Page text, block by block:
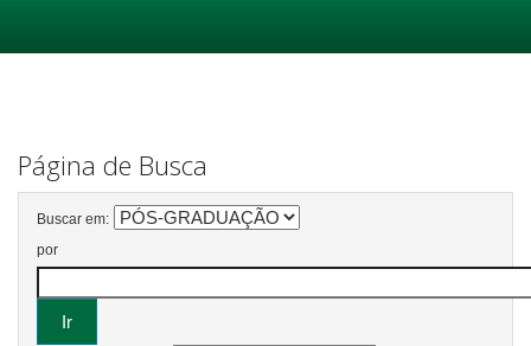
Página de Busca
Buscar em:
por